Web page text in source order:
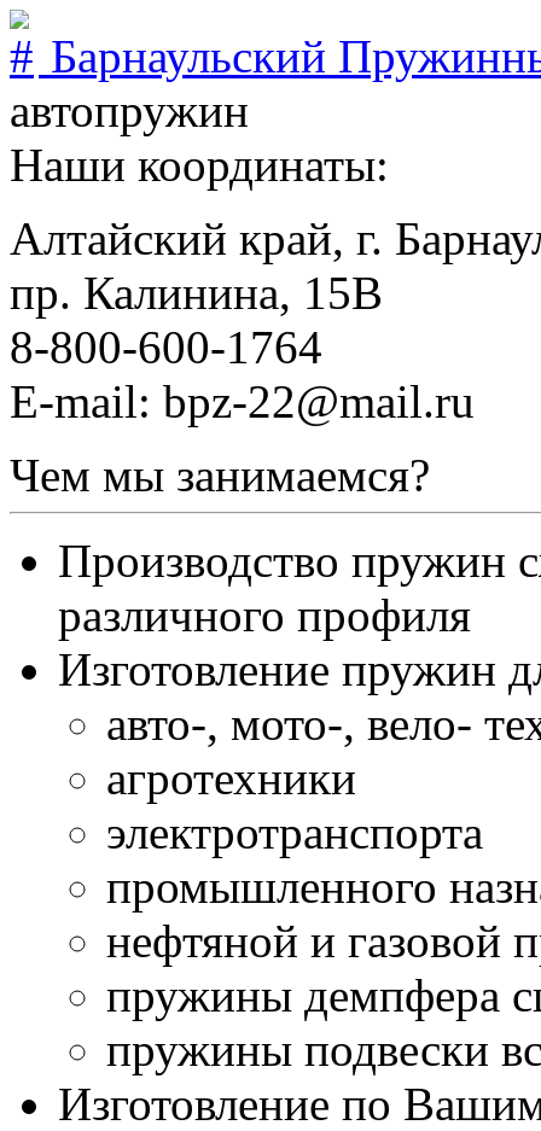
Барнаульский
автопружин
Наши координаты:
Алтайский край, г.
пр. Калинина, 15В
8-800-600-1764
E-mail: bpz-22@mail.ru
Чем мы занимаемся?
Производство пружин
различного профиля
Изготовление пружин
авто-, мото-, вело-
агротехники
электротранспорта
промышленного
нефтяной и газовой
пружины демпфера
пружины подвески
Изготовление по